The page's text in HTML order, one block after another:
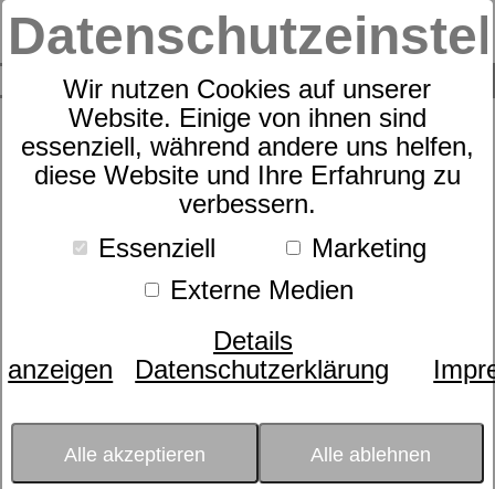
Wir nutzen Cookies auf unserer
Website. Einige von ihnen sind
essenziell, während andere uns helfen,
diese Website und Ihre Erfahrung zu
verbessern.
Essenziell
Marketing
Externe Medien
Details
anzeigen
Datenschutzerklärung
Alle akzeptieren Alle ablehnen
SUCHE
0
Suche nach
Schlafexperten-Tipps:
Schlafwissen für
erholsame Nächte
Kategorie:Allgemeines Gesundheit & Fitness Matratzen
Produkte
Erholsame Nachtruhe für alle